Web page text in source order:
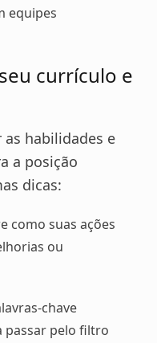
equipes
currículo e
as habilidades e
a posição
dicas:
como suas ações
ou
chave
passar pelo filtro